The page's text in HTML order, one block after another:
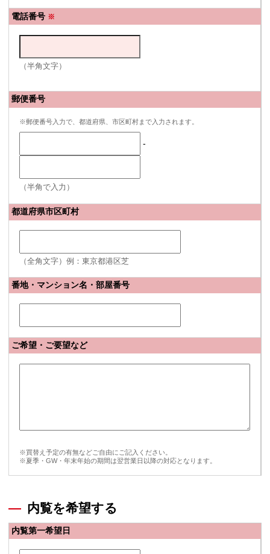
電話番号 ※
（半角文字）
郵便番号
※郵便番号入力で、都道府県、市区町村まで入力されます。
-
（半角で入力）
都道府県市区町村
（全角文字）例：東京都港区芝
番地・マンション名・部屋番号
ご希望・ご要望など
※買替え予定の有無などご自由にご記入ください。
※夏季・GW・年末年始の期間は翌営業日以降の対応となります。
内覧を希望する
内覧第一希望日